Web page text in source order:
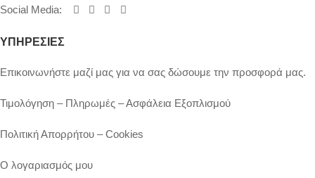
Social Media:
ΥΠΗΡΕΣΙΕΣ
Επικοινωνήστε μαζί μας για να σας δώσουμε την προσφορά μας.
Τιμολόγηση – Πληρωμές – Ασφάλεια Εξοπλισμού
Πολιτική Απορρήτου – Cookies
Ο λογαριασμός μου